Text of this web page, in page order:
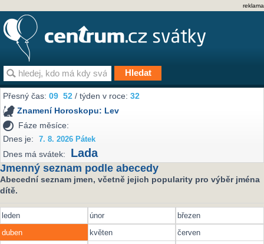
reklama
Přesný čas:09 52 / týden v roce:32
Znamení Horoskopu: Lev
Fáze měsíce:
Dnes je:
7. 8. 2026 Pátek
Dnes má svátek: Lada
Jmenný seznam podle abecedy
Abecední seznam jmen, včetně jejich popularity pro výběr jména
dítě.
leden únor
březen
duben
květen
červen